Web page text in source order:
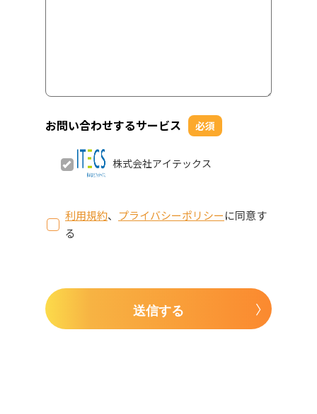
お問い合わせするサービス 必須
株式会社アイテックス
利用規約、 プライバシーポリシーに同意す
る
送信する